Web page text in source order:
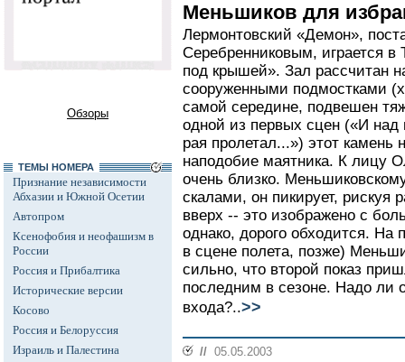
Обзоры
ТЕМЫ НОМЕРА
Признание независимости
Абхазии и Южной Осетии
Автопром
Ксенофобия и неофашизм в
России
Россия и Прибалтика
Исторические версии
Косово
Россия и Белоруссия
Израиль и Палестина
Меньшиков для
Лермонтовский «Демон»,
Серебренниковым, играется
под крышей». Зал рассчитан
сооруженными подмостками
самой середине, подвешен
одной из первых сцен («И над
рая пролетал...») этот камень
наподобие маятника. К лицу
очень близко.
скалами, он пикирует, рискуя
вверх -- это изображено с
однако, дорого обходится. На
в сцене полета, позже)
сильно, что второй показ
последним в сезоне. Надо ли
входа?..>>
// 05.05.2003